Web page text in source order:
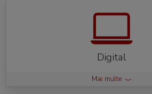
Digital
Mai multe